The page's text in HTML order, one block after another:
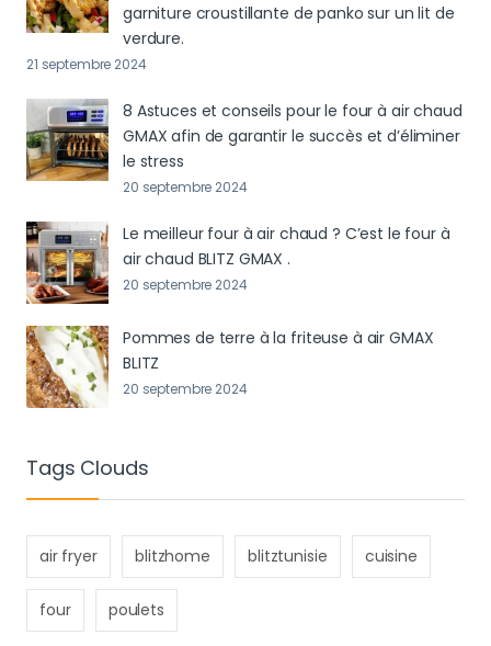
garniture croustillante de panko sur un lit de
verdure.
21 septembre 2024
8 Astuces et conseils pour le four à air chaud
GMAX afin de garantir le succès et d’éliminer
le stress
20 septembre 2024
Le meilleur four à air chaud ? C’est le four à
air chaud BLITZ GMAX .
20 septembre 2024
Pommes de terre à la friteuse à air GMAX
BLITZ
20 septembre 2024
Tags Clouds
air fryer blitzhome blitztunisie cuisine
four poulets